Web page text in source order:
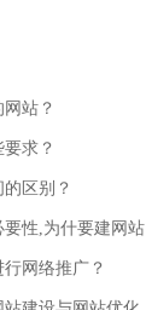
站？
求？
区别？
性,为什要建网站
网络推广？